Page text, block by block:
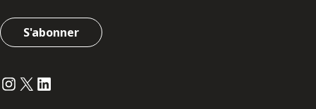
S'abonner
Instagram
Twitter
LinkedIn